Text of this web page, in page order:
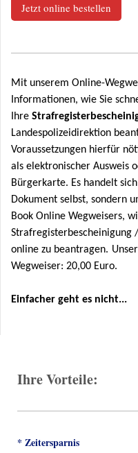
Jetzt online bestellen
Mit unserem Online-
Informationen, wie Sie
Ihre
Landespolizeidirektion
Voraussetzungen hierfür
als elektronischer Ausweis
Bürgerkarte. Es handelt
Dokument selbst, sondern
Book Online Wegweisers,
Strafregisterbescheinigung
online zu beantragen.
Wegweiser: 20,00 Euro.
Einfacher geht es nicht...
Ihre Vorteile:
* Zeitersparnis